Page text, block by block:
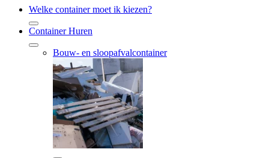
Welke container moet ik kiezen?
Container Huren
Bouw- en sloopafvalcontainer